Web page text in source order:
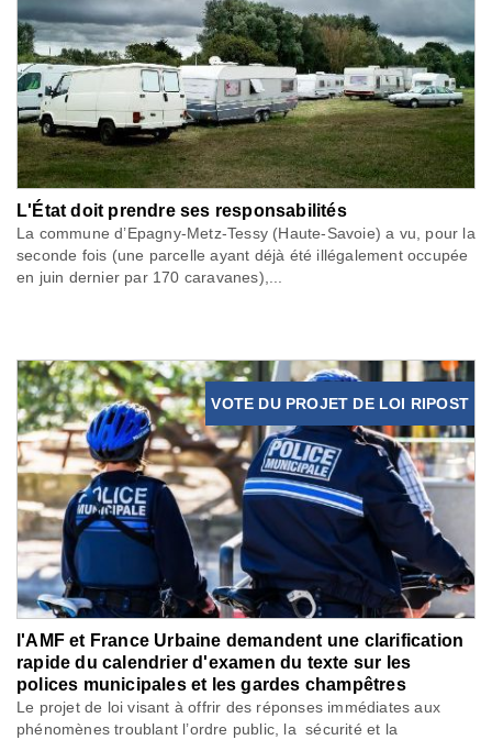
L'État doit prendre ses responsabilités
La commune d’Epagny-Metz-Tessy (Haute-Savoie) a vu, pour la
seconde fois (une parcelle ayant déjà été illégalement occupée
en juin dernier par 170 caravanes),...
VOTE DU PROJET DE LOI RIPOST
l'AMF et France Urbaine demandent une clarification
rapide du calendrier d'examen du texte sur les
polices municipales et les gardes champêtres
Le projet de loi visant à offrir des réponses immédiates aux
phénomènes troublant l’ordre public, la sécurité et la